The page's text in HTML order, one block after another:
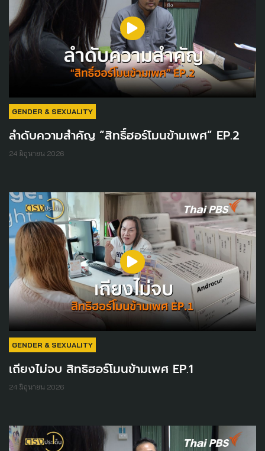
GENDER & SEXUALITY
ลำดับความสำคัญ “สิทธิ์ฮอร์โมนข้ามเพศ” EP.2
24 มิถุนายน 2026
GENDER & SEXUALITY
เถียงไม่จบ สิทธิฮอร์โมนข้ามเพศ EP.1
24 มิถุนายน 2026